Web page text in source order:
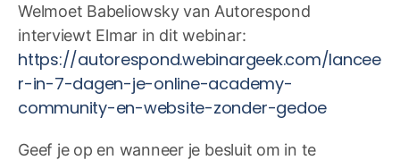
Welmoet Babeliowsky van Autorespond
interviewt Elmar in dit webinar:
https://autorespond.webinargeek.com/lancee
r-in-7-dagen-je-online-academy-
community-en-website-zonder-gedoe
Geef je op en wanneer je besluit om in te